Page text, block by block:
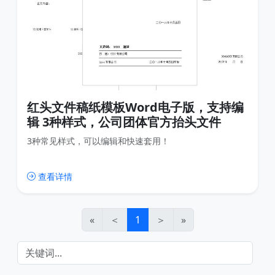
红头文件稿纸模板Word电子版，支持编
辑 3种样式，公司团体官方抬头文件
3种常见样式，可以编辑和快速套用！
查看详情
« ＜ 1 ＞ »